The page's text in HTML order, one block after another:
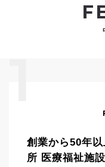
創業から50年
所 医療福祉施